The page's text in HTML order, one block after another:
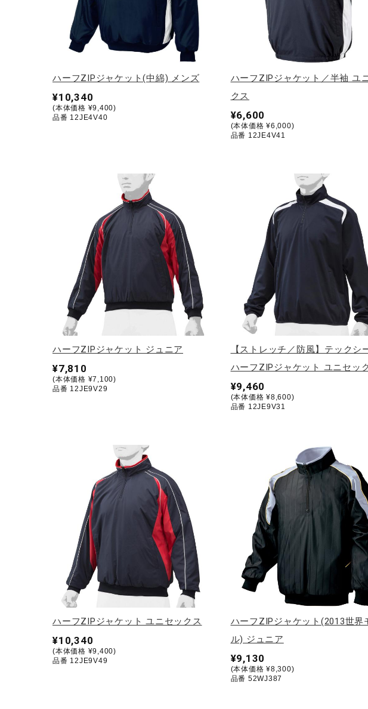
ソフトボール
ウィンタースポーツ
ウォーキングシューズ
ライフスタイルグッズ
健康／エクササイズ
ジュニア／キッズ
メディカル
コラボ／ライセンス
セール
その他
ハーフZIPジャケット(中綿) メンズ
¥10,340
(本体価格 ¥9,400)
品番 12JE4V40
ハーフZIPジャケット／半袖 ユ
クス
¥6,600
(本体価格 ¥6,000)
品番 12JE4V41
ハーフZIPジャケット ジュニア
¥7,810
(本体価格 ¥7,100)
品番 12JE9V29
【ストレッチ／防風】テックシ
ハーフZIPジャケット ユニセッ
¥9,460
(本体価格 ¥8,600)
品番 12JE9V31
ハーフZIPジャケット ユニセックス
¥10,340
(本体価格 ¥9,400)
品番 12JE9V49
ハーフZIPジャケット(2013世界
ル) ジュニア
¥9,130
(本体価格 ¥8,300)
品番 52WJ387